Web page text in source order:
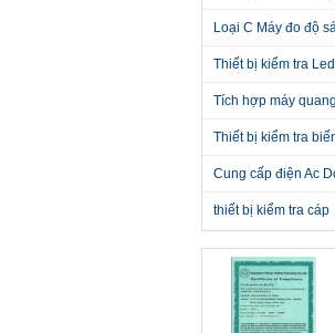
Loại C Máy đo độ
Thiết bị kiểm tra Led
Tích hợp máy
Thiết bị kiểm tra
Cung cấp điện Ac
thiết bị kiểm tra cáp